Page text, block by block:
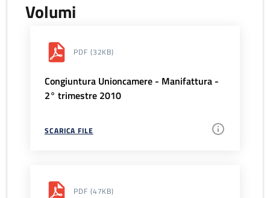
Volumi
PDF (32KB)
Congiuntura Unioncamere - Manifattura -
2° trimestre 2010
SCARICA FILE
PDF (47KB)